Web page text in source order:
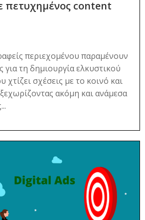
πετυχημένος content
περιεχομένου παραμένουν
για τη δημιουργία ελκυστικού
χτίζει σχέσεις με το κοινό και
ακόμη και ανάμεσα